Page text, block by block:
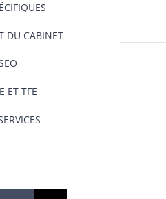
DU CABINET
ET TFE